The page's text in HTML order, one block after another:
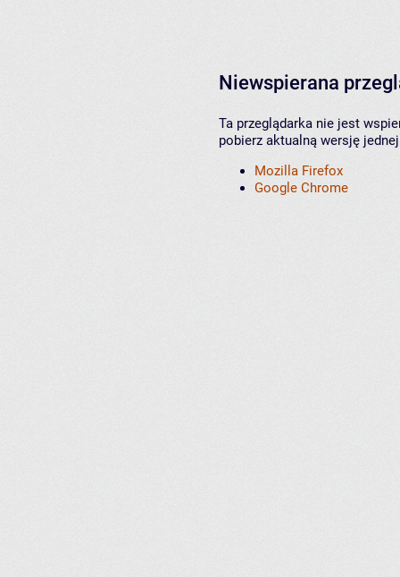
Niewspierana
Ta przeglądarka nie jest
pobierz aktualną wersję
Mozilla Firefox
Google Chrome